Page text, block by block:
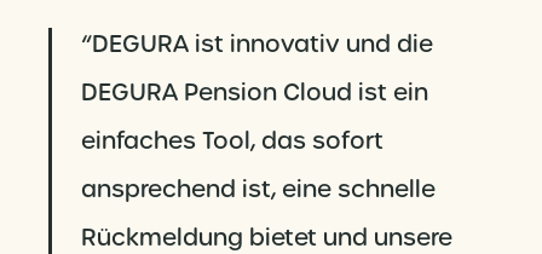
“DEGURA ist innovativ und die
DEGURA Pension Cloud ist ein
einfaches Tool, das sofort
ansprechend ist, eine schnelle
Rückmeldung bietet und unsere